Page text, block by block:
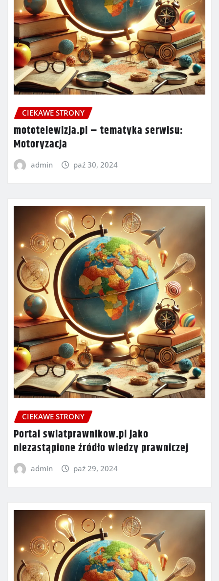
CIEKAWE STRONY
mototelewizja.pl – tematyka serwisu:
Motoryzacja
admin paź 30, 2024
CIEKAWE STRONY
Portal swiatprawnikow.pl jako
niezastąpione źródło wiedzy prawniczej
admin paź 29, 2024